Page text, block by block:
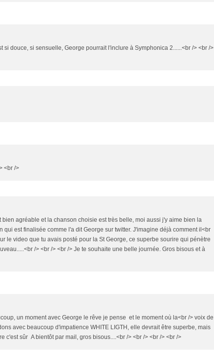
douce, si sensuelle, George pourrait l'inclure à Symphonica 2......<br /> <br />
<br />
agréable et la chanson choisie est très belle, moi aussi j'y aime bien la
est finalisée comme l'a dit George sur twitter. J'imagine déjà comment il<br
le video que tu avais posté pour la St George, ce superbe sourire qui pénètre
/> <br /> <br /> Je te souhaite une belle journée. Gros bisous et à
un moment avec George le rêve je pense et le moment où la<br /> voix de
avec beaucoup d'impatience WHITE LIGTH, elle devrait être superbe, mais
sûr A bientôt par mail, gros bisous....<br /> <br /> <br /> <br />